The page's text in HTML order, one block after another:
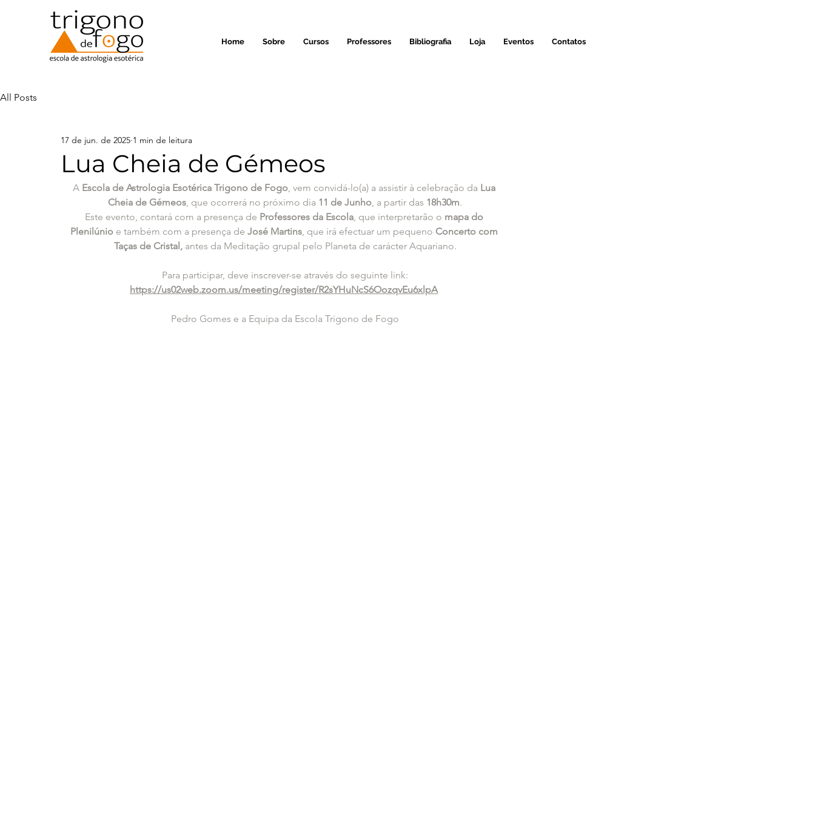
Home Sobre Cursos Professores Bibliografia Loja Eventos Contatos
All Posts
Lua Cheia de Gémeos
17 de jun. de 2025 1 min de leitura
A Escola de Astrologia Esotérica Trigono de Fogo, vem convidá-lo(a) a assistir à celebração da Lua
Cheia de Gémeos, que ocorrerá no próximo dia 11 de Junho, a partir das 18h30m.
Este evento, contará com a presença de Professores da Escola, que interpretarão o mapa do
Plenilúnio e também com a presença de José Martins, que irá efectuar um pequeno Concerto com
Taças de Cristal, antes da Meditação grupal pelo Planeta de carácter Aquariano.
Para participar, deve inscrever-se através do seguinte link:
https://us02web.zoom.us/meeting/register/R2sYHuNcS6OozqvEu6xlpA
Pedro Gomes e a Equipa da Escola Trigono de Fogo